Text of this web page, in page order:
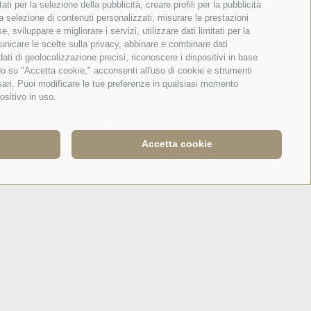
per la selezione della pubblicità, creare profili per la pubblicità
di contenuti personalizzati, misurare le prestazioni
sviluppare e migliorare i servizi, utilizzare dati limitati per la
le scelte sulla privacy, abbinare e combinare dati
di geolocalizzazione precisi, riconoscere i dispositivi in base
su "Accetta cookie," acconsenti all'uso di cookie e strumenti
Puoi modificare le tue preferenze in qualsiasi momento
in uso.
Accetta cookie
Newsletter
Richiesta